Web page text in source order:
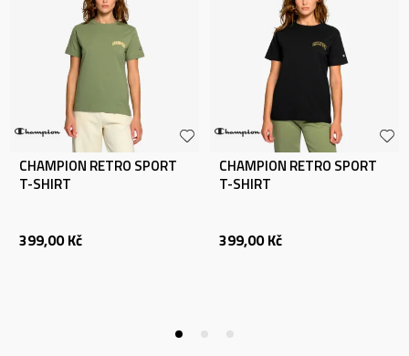
CHAMPION RETRO SPORT
T-SHIRT
399,00 Kč
CHAMPION RETRO SPORT
T-SHIRT
399,00 Kč